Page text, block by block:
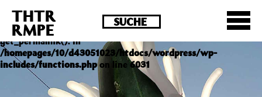
Deprecated : Die Funktion post_permalink ist seit
Version 4.4.0 veraltet! Verwende stattdessen
get_permalink(). in
/homepages/10/d43051023/htdocs/wordpress/wp-
includes/functions.phpon line 6031
THTR
RMPE